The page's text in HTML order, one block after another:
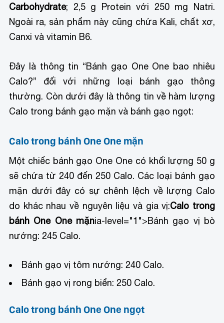
Carbohydrate; 2,5 g Protein với 250 mg Natri.
Ngoài ra, sản phẩm này cũng chứa Kali, chất xơ,
Canxi và vitamin B6.
Đây là thông tin “Bánh gạo One One bao nhiêu
Calo?” đối với những loại bánh gạo thông
thường. Còn dưới đây là thông tin về hàm lượng
Calo trong bánh gạo mặn và bánh gạo ngọt:
Calo trong bánh One One mặn
Một chiếc bánh gạo One One có khối lượng 50 g
sẽ chứa từ 240 đến 250 Calo. Các loại bánh gạo
mặn dưới đây có sự chênh lệch về lượng Calo
do khác nhau về nguyên liệu và gia vị:Calo trong
bánh One One mặnia-level="1">Bánh gạo vị bò
nướng: 245 Calo.
Bánh gạo vị tôm nướng: 240 Calo.
Bánh gạo vị rong biển: 250 Calo.
Calo trong bánh One One ngọt